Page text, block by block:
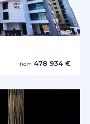
from 478 934 €